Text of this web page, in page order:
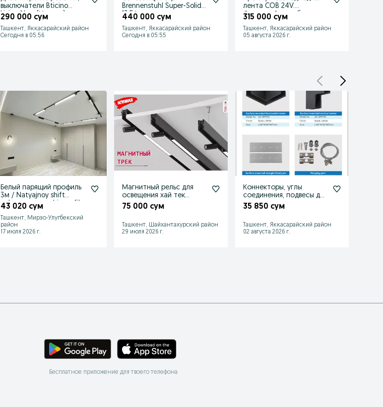
выключатели Bticino
Living Now (Италия)
290 000 сум
Ташкент, Яккасарайский район
Сегодня в 05:56
Brennenstuhl Super-Solid.
13.5А
440 000 сум
Ташкент, Яккасарайский район
Сегодня в 05:55
лента COB 24V.
Сплошной свет без
315 000 сум
Ташкент, Яккасарайский район
05 августа 2026 г.
Белый парящий профиль
3м / Natyajnoy shift
uchun oq paryashiy profil
43 020 сум
Ташкент, Мирзо-Улугбекский
район
17 июля 2026 г.
Магнитный рельс для
освещения хай тек
нового поколения
75 000 сум
Ташкент, Шайхантахурский район
29 июля 2026 г.
Коннекторы, углы
соединения, подвесы для
магнитного трека
35 850 сум
Ташкент, Яккасарайский район
02 августа 2026 г.
Бесплатное приложение для твоего телефона